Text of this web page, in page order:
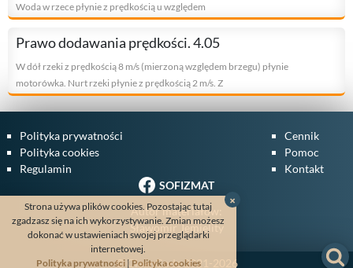
Woda w rzece płynie z prędkością u względem
Prawo dodawania prędkości. 4.05
W dół rzeki z prędkością 8 m/s (mierzoną względem brzegu) płynie
motorówka. Nurt rzeki płynie z prędkością 2 m/s. Z
Polityka prywatności
Polityka cookies
Regulamin
Cennik
Pomoc
Kontakt
SOFIZMAT
Autor materiałów:
Sławomir Jemielity
©CleanCode2021-2026
Strona używa plików cookies. Pozostając tutaj
zgadzasz się na ich wykorzystywanie. Zmian możesz
dokonać w ustawieniach swojej przeglądarki
internetowej.
Polityka prywatności| Polityka cookies
×